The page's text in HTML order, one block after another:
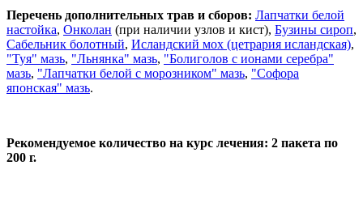
Перечень дополнительных трав и сборов: Лапчатки белой
настойка, Онколан (при наличии узлов и кист), Бузины сироп,
Сабельник болотный, Исландский мох (цетрария исландская),
"Туя" мазь, "Льнянка" мазь, "Болиголов с ионами серебра"
мазь, "Лапчатки белой с морозником" мазь, "Софора
японская" мазь.
Рекомендуемое количество на курс лечения: 2 пакета по
200 г.